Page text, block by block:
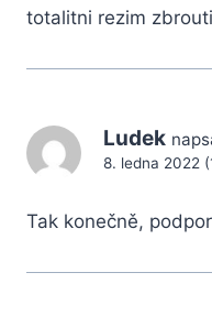
totalitni rezim
Ludek
8. ledna 2022
Tak konečně,